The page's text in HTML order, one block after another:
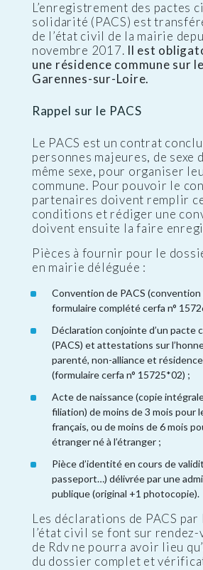
L’enregistrement des pactes
solidarité (PACS) est
de l’état civil de la mairie
novembre 2017. Il est
une résidence commune sur
Garennes-sur-Loire.
Rappel sur le PACS
Le PACS est un contrat
personnes majeures, de sexe
même sexe, pour organiser
commune. Pour pouvoir le
partenaires doivent remplir
conditions et rédiger une
doivent ensuite la faire
Pièces à fournir pour le
en mairie déléguée :
Convention de PACS
formulaire complété cerfa n°
Déclaration conjointe d’un pacte
(PACS) et attestations sur
parenté, non-alliance et
(formulaire cerfa n° 15725*02) ;
Acte de naissance (copie
filiation) de moins de 3 mois pour
français, ou de moins de 6 mois
étranger né à l’étranger ;
Pièce d’identité en cours de
passeport…) délivrée par une
publique (original +1 photocopie).
Les déclarations de PACS
l’état civil se font sur rendez-
de Rdv ne pourra avoir lieu
du dossier complet et